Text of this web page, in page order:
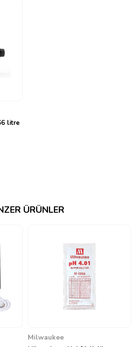
Bu da daha hızlı ve sağlıklı gelişen
pH seviyesini 5.7-6.5 arasında
pek çok sistemde genellikle
pH değerini istediğiniz seviyeye
ve pH değerini bu seviyenin ±10%
ortadan kaldırır.
gerek kalmaz.
daha az işçilik ve bakım.
kullanım talimatları için
litre
ÜRÜNLER
Milwaukee